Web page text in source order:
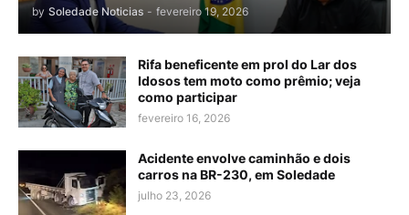
by Soledade Noticias - fevereiro 19, 2026
Rifa beneficente em prol do Lar dos
Idosos tem moto como prêmio; veja
como participar
fevereiro 16, 2026
Acidente envolve caminhão e dois
carros na BR-230, em Soledade
julho 23, 2026